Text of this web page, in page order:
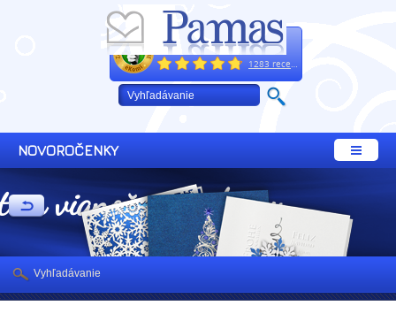
vianočné pozdravy
+421 32 64 02 660
Excelentne
1283 recenzií
NOVOROČENKY
Vyhľadávanie